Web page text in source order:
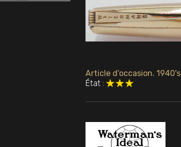
Article d'occasion. 1940's
État :